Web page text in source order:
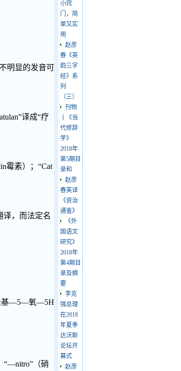
明显的发音可
译成“疗
霉素）；“Cat
译，而法定名
基—5—氧—5H
“—nitro”（硝
小窍
门，简
单又实
用
赵彦
春《英
韵三字
经》系
列
（三）
刊物
丨《当
代修辞
学》
2018年
第5期目
录和
赵彦
春英译
《资治
通鉴》
《外
国语文
研究》
2018年
第4期目
录及摘
要
李克
强总理
在2018
年夏季
达沃斯
论坛开
幕式
赵彦